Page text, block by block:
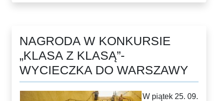
NAGRODA W KONKURSIE
„KLASA Z KLASĄ”-
WYCIECZKA DO WARSZAWY
W piątek 25. 09.